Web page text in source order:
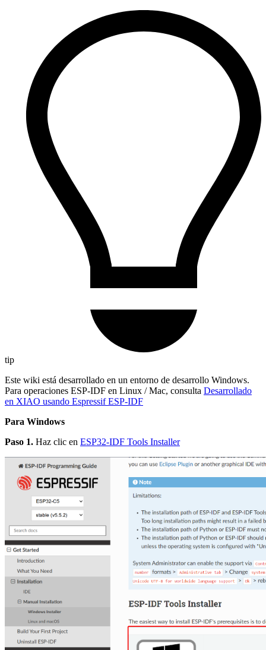
tip
Este wiki está desarrollado en un entorno de desarrollo Windows.
Para operaciones ESP-IDF en Linux / Mac, consulta Desarrollado
en XIAO usando Espressif ESP-IDF
Para Windows
Paso 1. Haz clic en ESP32-IDF Tools Installer